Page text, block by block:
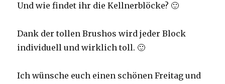
Und wie findet ihr die Kellnerblöcke? 🙂
Dank der tollen Brushos wird jeder Block
individuell und wirklich toll. 🙂
Ich wünsche euch einen schönen Freitag und